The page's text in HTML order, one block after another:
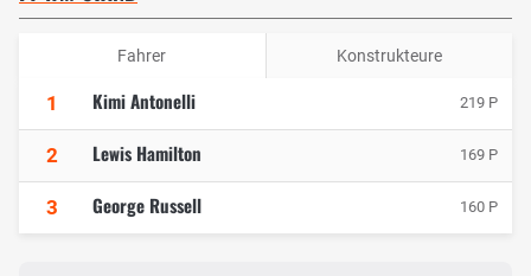
Fahrer Konstrukteure
1 Kimi Antonelli 219 P
2 Lewis Hamilton 169 P
3 George Russell 160 P